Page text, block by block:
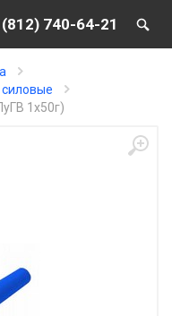
(812) 740-64-21
1х50г)